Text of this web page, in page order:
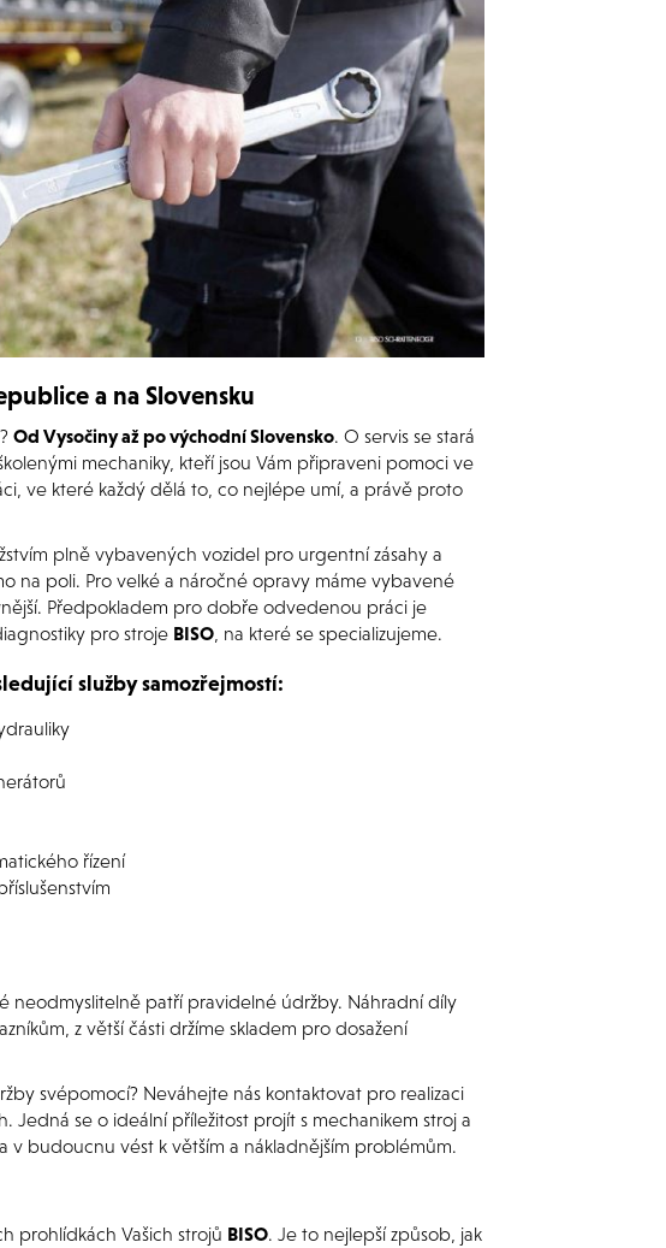
a na Slovensku
Od Vysočiny až po východní Slovensko. O servis se stará
mechaniky, kteří jsou Vám připraveni pomoci ve
ve které každý dělá to, co nejlépe umí, a právě proto
plně vybavených vozidel pro urgentní zásahy a
na poli. Pro velké a náročné opravy máme vybavené
Předpokladem pro dobře odvedenou práci je
pro stroje BISO , na které se specializujeme.
služby samozřejmostí:
řízení
neodmyslitelně patří pravidelné údržby. Náhradní díly
z větší části držíme skladem pro dosažení
svépomocí? Neváhejte nás kontaktovat pro realizaci
Jedná se o ideální příležitost projít s mechanikem stroj a
v budoucnu vést k větším a nákladnějším problémům.
prohlídkách Vašich strojů BISO. Je to nejlepší způsob, jak